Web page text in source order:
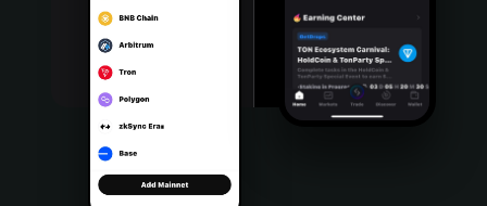
Português (Portugal)
Bahasa Indonesia
Português (Brasil)
Español (Argentina)